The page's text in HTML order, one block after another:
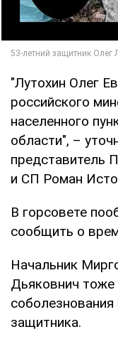
"Лутохин Олег
российского
населенного
области", –
представитель
и СП Роман
В горсовете
сообщить о
Начальник
Дьяковнич тоже
защитника.